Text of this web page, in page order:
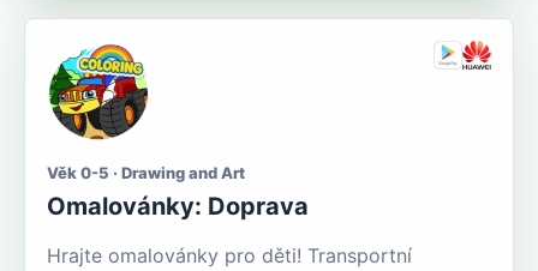
Věk 0-5 · Drawing and Art
Omalovánky: Doprava
Hrajte omalovánky pro děti! Transportní